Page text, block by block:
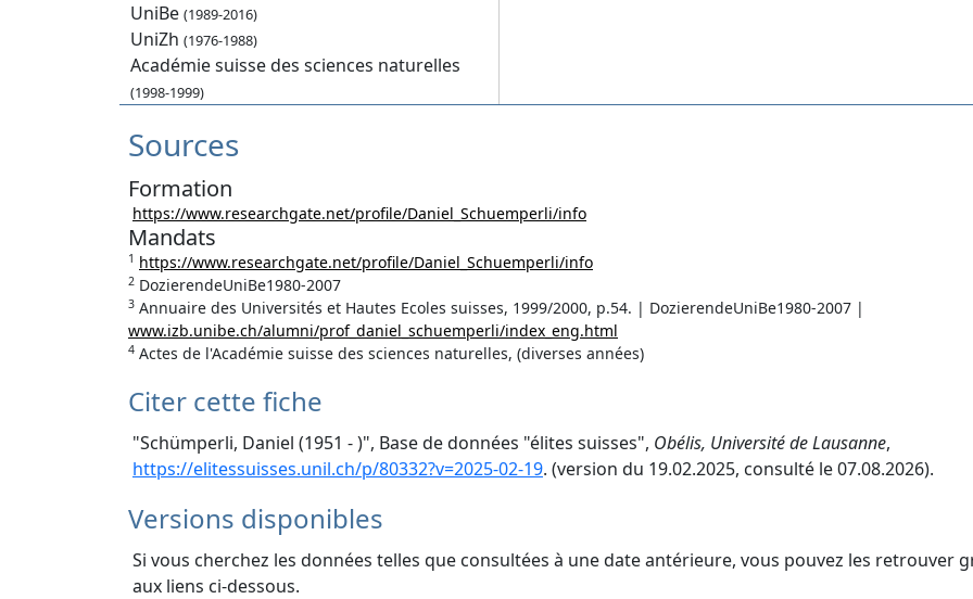
UniBe (1989-2016)
UniZh (1976-1988)
Académie suisse des sciences naturelles
(1998-1999)
Sources
Formation
https://www.researchgate.net/profile/Daniel_Schuemperli/info
Mandats
1 https://www.researchgate.net/profile/Daniel_Schuemperli/info
2 DozierendeUniBe1980-2007
3 Annuaire des Universités et Hautes Ecoles suisses, 1999/2000, p.54. | DozierendeUniBe1980-2007 |
www.izb.unibe.ch/alumni/prof_daniel_schuemperli/index_eng.html
4 Actes de l'Académie suisse des sciences naturelles, (diverses années)
Citer cette fiche
"Schümperli, Daniel (1951 - )", Base de données "élites suisses", Obélis, Université de Lausanne,
https://elitessuisses.unil.ch/p/80332?v=2025-02-19. (version du 19.02.2025, consulté le 07.08.2026).
Versions disponibles
Si vous cherchez les données telles que consultées à une date antérieure, vous pouvez les retrouver
aux liens ci-dessous.